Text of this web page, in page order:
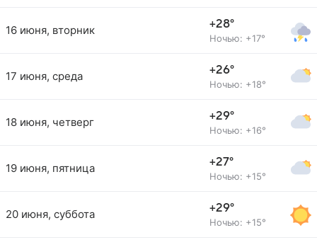
16 июня, вторник +28°
Ночью: +17°
17 июня, среда +26°
Ночью: +18°
18 июня, четверг +29°
Ночью: +16°
19 июня, пятница +27°
Ночью: +15°
20 июня, суббота +29°
Ночью: +15°